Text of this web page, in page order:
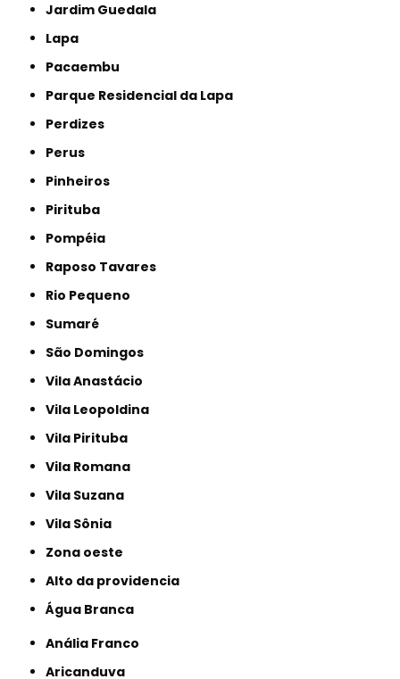
Jardim Guedala
Lapa
Pacaembu
Parque Residencial da Lapa
Perdizes
Perus
Pinheiros
Pirituba
Pompéia
Raposo Tavares
Rio Pequeno
Sumaré
São Domingos
Vila Anastácio
Vila Leopoldina
Vila Pirituba
Vila Romana
Vila Suzana
Vila Sônia
Zona oeste
alto da providencia
Água Branca
Anália Franco
Aricanduva